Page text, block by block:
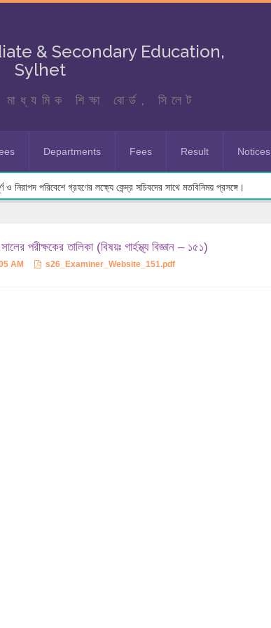
& Secondary Education,
Sylhet
শিক্ষা বোর্ড, সিলেট
Departments Fees Result Notices
পরিবেশে গ্রহণের লক্ষ্যে কেন্দ্র সচিবদের সাথে মতবিনিময় প্রসঙ্গে।
পরীক্ষকের তালিকা (বিষয়ঃ গার্হস্থ্য বিজ্ঞান – ১৫১)
AM s26_Examiner_Website_151.pdf